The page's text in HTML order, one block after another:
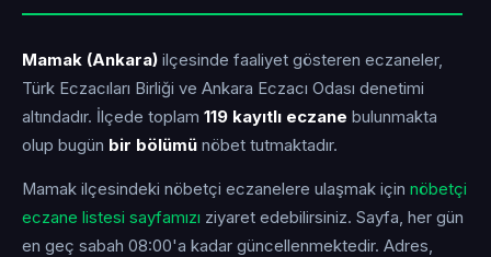
Mamak (Ankara) ilçesinde faaliyet gösteren eczaneler,
Türk Eczacıları Birliği ve Ankara Eczacı Odası denetimi
altındadır. İlçede toplam 119 kayıtlı eczane bulunmakta
olup bugün bir bölümü nöbet tutmaktadır.
Mamak ilçesindeki nöbetçi eczanelere ulaşmak için nöbetçi
eczane listesi sayfamızı ziyaret edebilirsiniz. Sayfa, her gün
en geç sabah 08:00'a kadar güncellenmektedir. Adres,